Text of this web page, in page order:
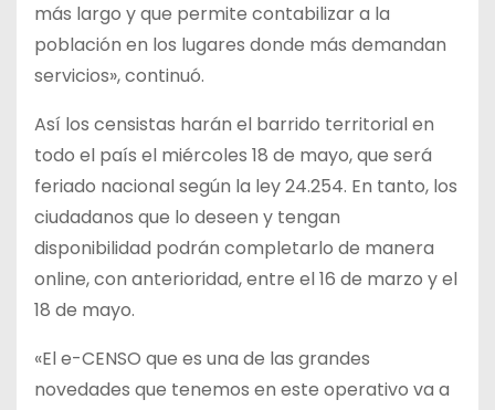
más largo y que permite contabilizar a la
población en los lugares donde más demandan
servicios», continuó.
Así los censistas harán el barrido territorial en
todo el país el miércoles 18 de mayo, que será
feriado nacional según la ley 24.254. En tanto, los
ciudadanos que lo deseen y tengan
disponibilidad podrán completarlo de manera
online, con anterioridad, entre el 16 de marzo y el
18 de mayo.
«El e-CENSO que es una de las grandes
novedades que tenemos en este operativo va a